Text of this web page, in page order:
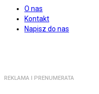
O nas
Kontakt
Napisz do nas
REKLAMA I PRENUMERATA